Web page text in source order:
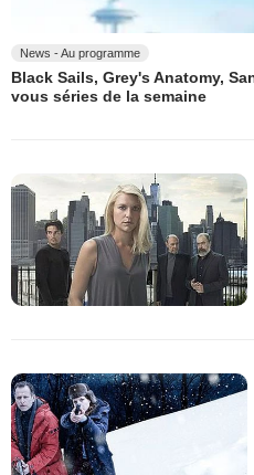
News - Au programme
Black Sails, Grey's Anatomy,
vous séries de la semaine